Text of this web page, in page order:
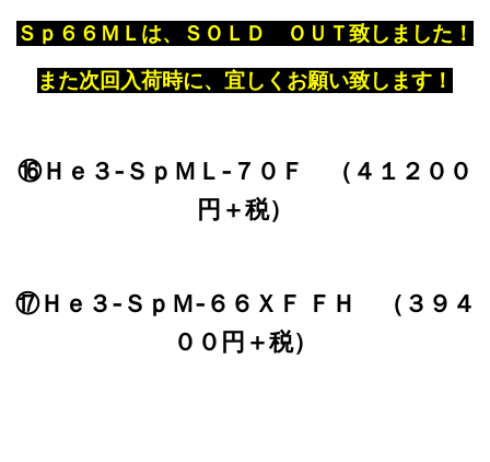
Ｓｐ６６ＭＬは、ＳＯＬＤ ＯＵＴ致しました！
また次回入荷時に、宜しくお願い致します！
⑯Ｈｅ３‐ＳｐＭＬ‐７０Ｆ （４１２００
円＋税）
⑰Ｈｅ３‐ＳｐＭ‐６６ＸＦ ＦＨ （３９４
００円＋税）